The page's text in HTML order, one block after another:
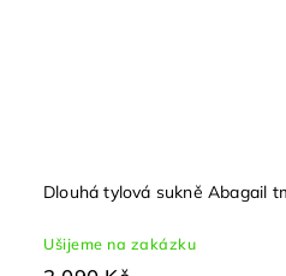
Dlouhá tylová sukně Abagail
Ušijeme na zakázku